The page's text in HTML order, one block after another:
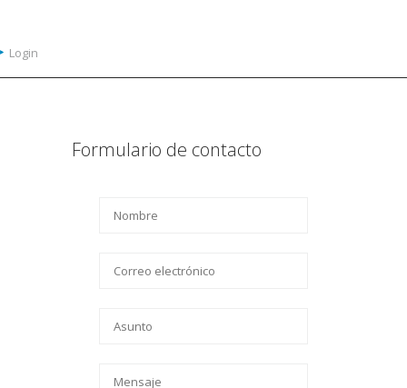
Login
Formulario de contacto
electrónico*